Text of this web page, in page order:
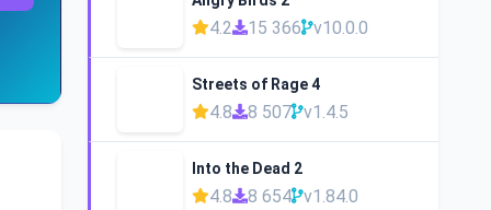
4.2 15 366 v10.0.0
Streets of Rage 4
4.8 8 507 v1.4.5
Into the Dead 2
4.8 8 654 v1.84.0